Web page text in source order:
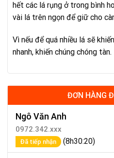
hết các lá rụng ở trong bình
vài lá trên ngọn để giữ cho
Vì nếu để quá nhiều lá sẽ
nhanh, khiến chúng chóng tàn.
ĐƠN HÀNG
Ngô Văn Anh
0972.342.xxx
Đã tiếp nhận (8h30:20)